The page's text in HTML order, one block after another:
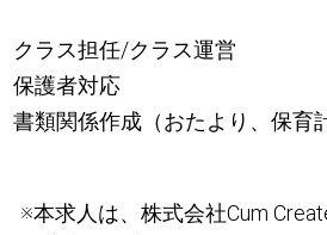
クラス担任/クラス運営
保護者対応
書類関係作成（おたより、保育
※本求人は、株式会社Cum